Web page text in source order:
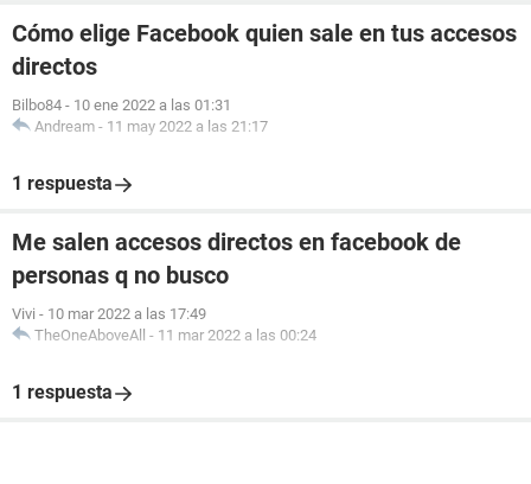
Cómo elige Facebook quien sale en tus accesos
directos
Bilbo84 - 10 ene 2022 a las 01:31
Andream - 11 may 2022 a las 21:17
1 respuesta
Me salen accesos directos en facebook de
personas q no busco
Vivi - 10 mar 2022 a las 17:49
TheOneAboveAll - 11 mar 2022 a las 00:24
1 respuesta